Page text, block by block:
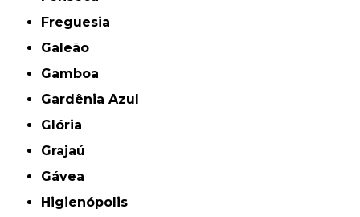
Freguesia
Galeão
Gamboa
Gardênia Azul
Glória
Grajaú
Gávea
Higienópolis